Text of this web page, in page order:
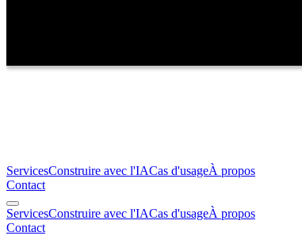
ServicesConstruire avec l'IACas d'usageÀ propos
Contact
ServicesConstruire avec l'IACas d'usageÀ propos
Contact